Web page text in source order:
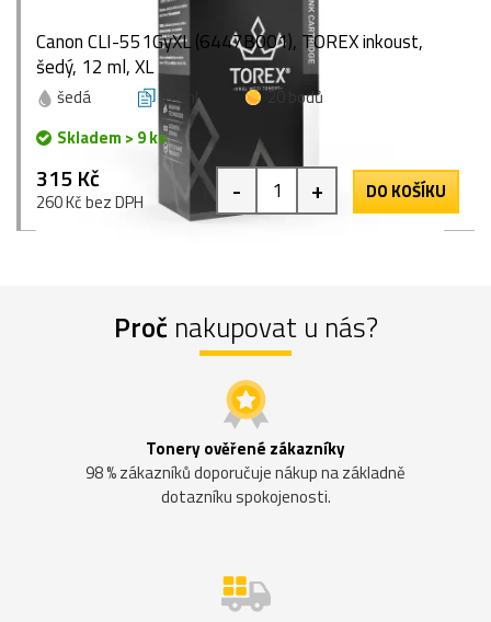
Canon CLI-551GyXL (6447B001), TOREX inkoust,
šedý, 12 ml, XL
šedá 12 ml
20 bodů
Skladem > 9 ks
315 Kč
260 Kč bez DPH - + DO KOŠÍKU
Proč nakupovat u nás?
Tonery ověřené zákazníky
98 % zákazníků doporučuje nákup na základně
dotazníku spokojenosti.